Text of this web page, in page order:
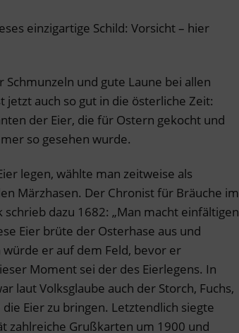
einzigartige Schild: Vorsicht – hier
und gute Laune bei allen
jetzt auch so gut in die österliche Zeit:
der Eier, die für Ostern gekocht und
so gesehen wurde.
legen, wählte man zeitweise als
Märzhasen. Der Chronist für Bräuche im
dazu 1682: „Man macht einfältigen
Eier brüte der Osterhase aus und
er auf dem Feld, bevor er
Moment sei der des Eierlegens. In
laut Volksglaube auch der Storch, Fuchs,
Eier zu bringen. Letztendlich siegte
zahlreiche Grußkarten um 1900 und